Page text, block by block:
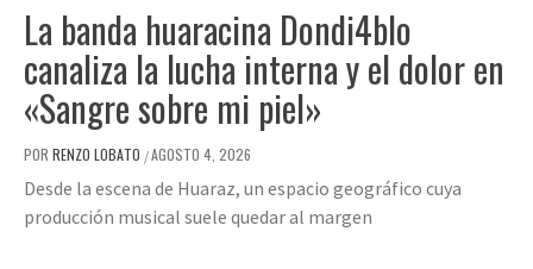
La banda huaracina Dondi4blo
canaliza la lucha interna y el dolor en
«Sangre sobre mi piel»
POR RENZO LOBATO /AGOSTO 4, 2026
Desde la escena de Huaraz, un espacio geográfico cuya
producción musical suele quedar al margen